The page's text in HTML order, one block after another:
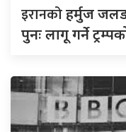
इरानकोहर्मुज
पुनः लागू गर्ने